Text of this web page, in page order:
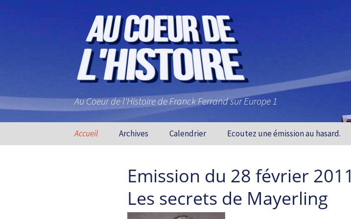
Au Coeur de l'Histoire de Franck Ferrand sur Europe 1
Aller au contenu principal
Accueil Archives Calendrier Ecoutez une émission au hasard.
Emission du 28 février 2011
Les secrets de Mayerling